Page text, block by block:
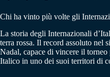
Chi ha vinto più volte gli
La storia degli Internazionali
terra rossa. Il record assoluto nel
Nadal, capace di vincere il
Italico in uno dei suoi territori di